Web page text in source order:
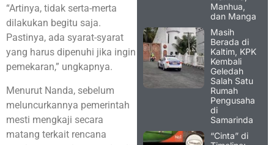
“Artinya, tidak serta-merta
dilakukan begitu saja.
Pastinya, ada syarat-syarat
yang harus dipenuhi jika ingin
pemekaran,” ungkapnya.
Menurut Nanda, sebelum
meluncurkannya pemerintah
mesti mengkaji secara
matang terkait rencana
Manhua,
dan Manga
Masih
Berada di
Kaltim, KPK
Kembali
Geledah
Salah Satu
Rumah
Pengusaha
di
Samarinda
“Cinta” di